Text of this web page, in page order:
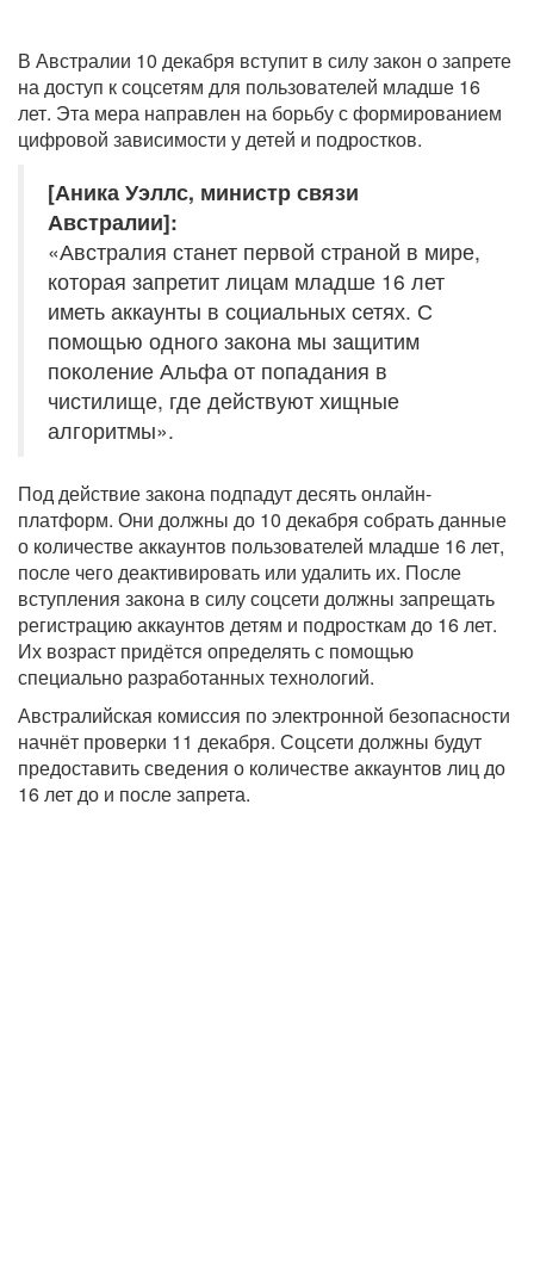
В Австралии 10 декабря вступит в силу закон о запрете
на доступ к соцсетям для пользователей младше 16
лет. Эта мера направлен на борьбу с формированием
цифровой зависимости у детей и подростков.
[Аника Уэллс, министр связи
Австралии]:
«Австралия станет первой страной в мире,
которая запретит лицам младше 16 лет
иметь аккаунты в социальных сетях. С
помощью одного закона мы защитим
поколение Альфа от попадания в
чистилище, где действуют хищные
алгоритмы».
Под действие закона подпадут десять онлайн-
платформ. Они должны до 10 декабря собрать данные
о количестве аккаунтов пользователей младше 16 лет,
после чего деактивировать или удалить их. После
вступления закона в силу соцсети должны запрещать
регистрацию аккаунтов детям и подросткам до 16 лет.
Их возраст придётся определять с помощью
специально разработанных технологий.
Австралийская комиссия по электронной безопасности
начнёт проверки 11 декабря. Соцсети должны будут
предоставить сведения о количестве аккаунтов лиц до
16 лет до и после запрета.